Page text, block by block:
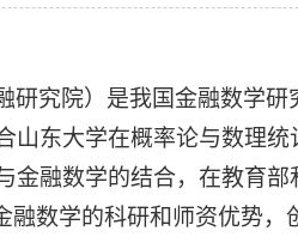
研究院）是我国金融数学
山东大学在概率论与数理
金融数学的结合，在教育
数学的科研和师资优势，